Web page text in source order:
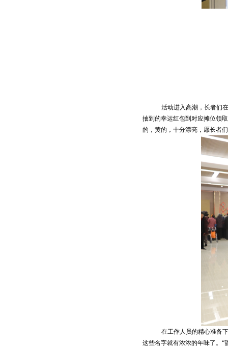
活动进入高潮，长者们
抽到的幸运红包到对应摊位领
的，黄的，十分漂亮，愿长者
在工作人员的精心准备
这些名字就有浓浓的年味了。“